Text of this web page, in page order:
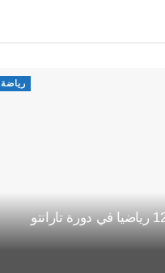
رياضة
المغرب يشارك بـ120 رياضيا في دورة تارانتو